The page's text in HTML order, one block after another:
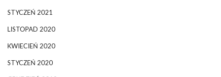
STYCZEŃ 2021
LISTOPAD 2020
KWIECIEŃ 2020
STYCZEŃ 2020